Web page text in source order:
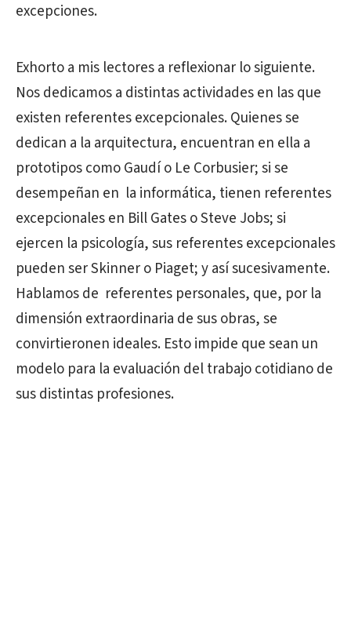
excepciones.
Exhorto a mis lectores a reflexionar lo siguiente.
Nos dedicamos a distintas actividades en las que
existen referentes excepcionales. Quienes se
dedican a la arquitectura, encuentran en ella a
prototipos como Gaudí o Le Corbusier; si se
desempeñan en la informática, tienen referentes
excepcionales en Bill Gates o Steve Jobs; si
ejercen la psicología, sus referentes excepcionales
pueden ser Skinner o Piaget; y así sucesivamente.
Hablamos de referentes personales, que, por la
dimensión extraordinaria de sus obras, se
convirtieronen ideales. Esto impide que sean un
modelo para la evaluación del trabajo cotidiano de
sus distintas profesiones.